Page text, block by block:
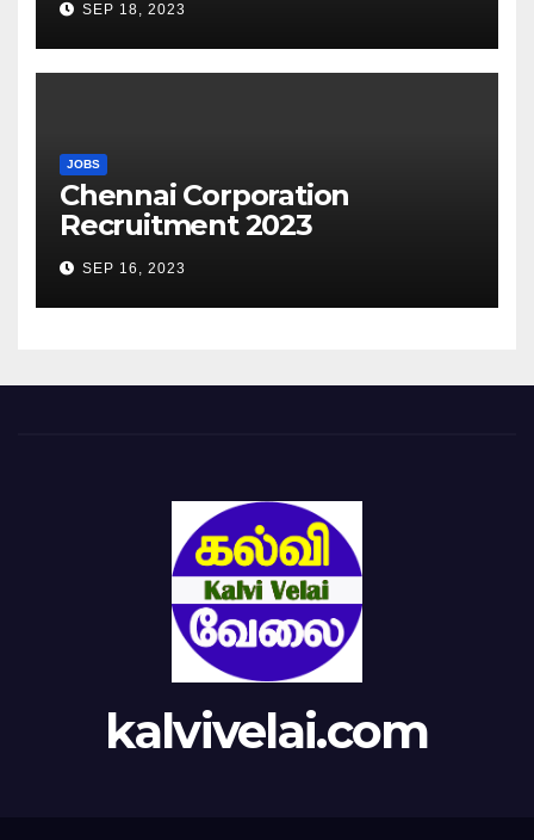
SEP 18, 2023
JOBS
Chennai Corporation
Recruitment 2023
SEP 16, 2023
kalvivelai.com